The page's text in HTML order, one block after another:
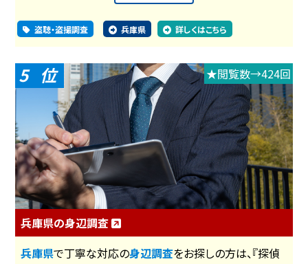
盗聴・盗撮調査 兵庫県 詳しくはこちら
5 ★閲覧数→424回
兵庫県の身辺調査
兵庫県で丁寧な対応の身辺調査をお探しの方は、『探偵